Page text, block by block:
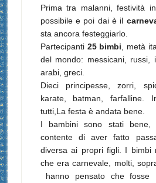
Prima tra malanni, festività
possibile e poi dai è il
sta ancora festeggiarlo.
Partecipanti 25 bimbi , metà
del mondo: messicani, russi,
arabi, greci.
Dieci principesse, zorri,
karate, batman, farfalline.
tutti, La festa è andata bene.
I bambini sono stati bene,
contente di aver fatto
diversa ai propri figli. I bimbi
che era carnevale, molti,
hanno pensato che fosse